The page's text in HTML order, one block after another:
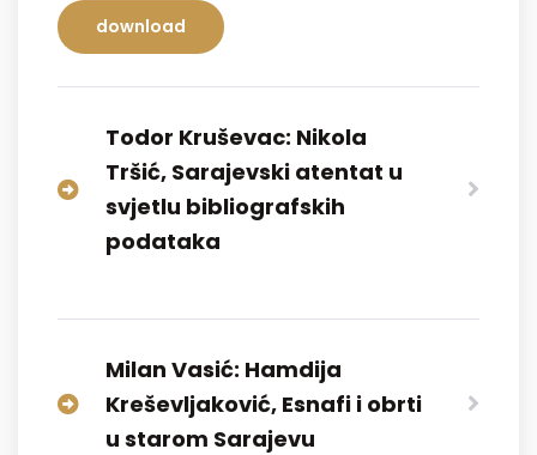
download
Todor Kruševac: Nikola
Tršić, Sarajevski atentat u
svjetlu bibliografskih
podataka
Milan Vasić: Hamdija
Kreševljaković, Esnafi i obrti
u starom Sarajevu